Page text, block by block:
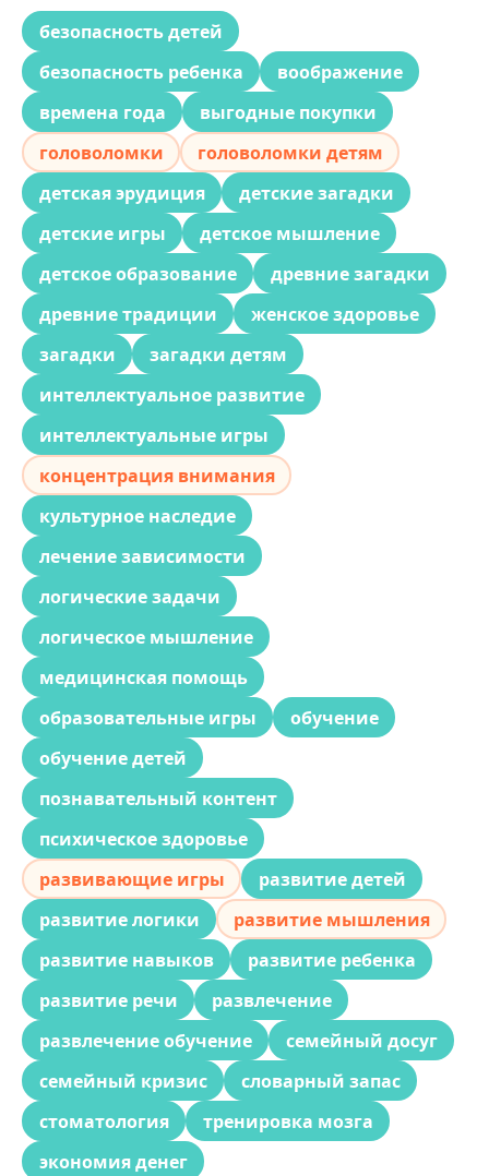
безопасность детей
безопасность ребенка
воображение
времена года
выгодные покупки
головоломки
головоломки детям
детская эрудиция
детские загадки
детские игры
детское мышление
детское образование
древние загадки
древние традиции
женское здоровье
загадки
загадки детям
интеллектуальное развитие
интеллектуальные игры
концентрация внимания
культурное наследие
лечение зависимости
логические задачи
логическое мышление
медицинская помощь
образовательные игры
обучение
обучение детей
познавательный контент
психическое здоровье
развивающие игры
развитие детей
развитие логики
развитие мышления
развитие навыков
развитие ребенка
развитие речи
развлечение
развлечение обучение
семейный досуг
семейный кризис
словарный запас
стоматология
тренировка мозга
экономия денег